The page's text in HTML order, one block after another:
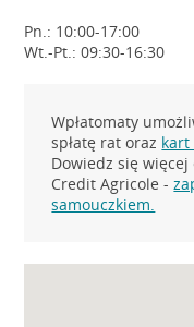
Pn.: 10:00-17:00
Wt.-Pt.: 09:30-16:30
Wpłatomaty
spłatę rat oraz kart
Dowiedz się
Credit Agricole -
samouczkiem.